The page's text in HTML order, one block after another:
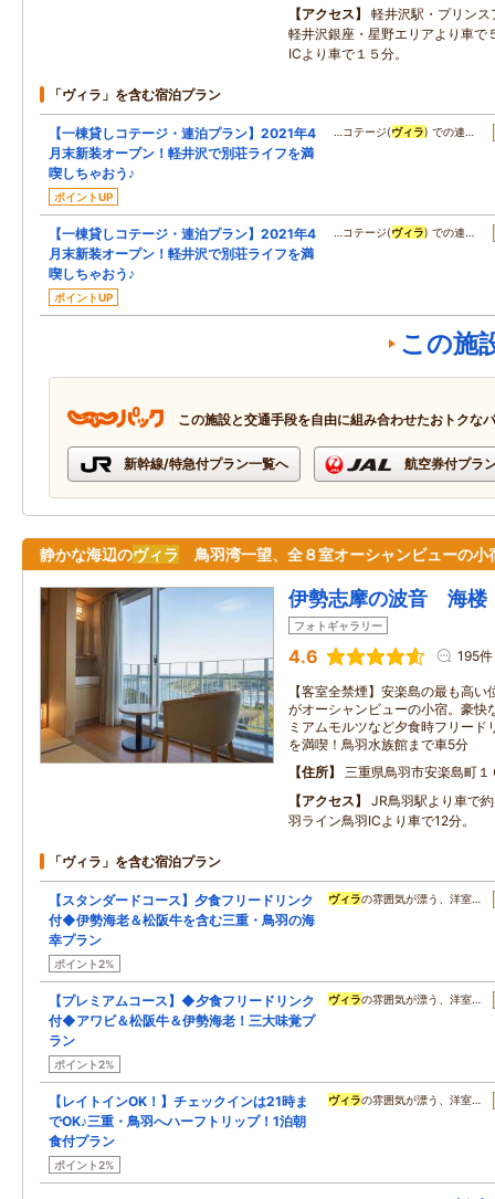
アクセス
軽井沢駅・プリン
軽井沢銀座・星野エリアより車で
ICより車で１５分。
「ヴィラ」を含む宿泊プラン
【一棟貸しコテージ・連泊プラン】2021年4
月末新装オープン！軽井沢で別荘ライフを満
喫しちゃおう♪
ポイントUP
…コテージ(ヴィラ) での連…
【一棟貸しコテージ・連泊プラン】2021年4
月末新装オープン！軽井沢で別荘ライフを満
喫しちゃおう♪
ポイントUP
…コテージ(ヴィラ) での連…
この施
この施設と交通手段を自由に組み合わせたおトクな
新幹線/特急付プラン一覧へ 航空券付プラ
静かな海辺のヴィラ 鳥羽湾一望、全８室オーシャンビューの小
伊勢志摩の波音 海楼
フォトギャラリー
4.6 195件
【客室全禁煙】安楽島の最も高
がオーシャンビューの小宿。豪快
ミアムモルツなど夕食時フリード
を満喫！鳥羽水族館まで車5分
住所
三重県鳥羽市安楽島町１
アクセス
JR鳥羽駅より車で
羽ライン鳥羽ICより車で12分。
「ヴィラ」を含む宿泊プラン
【スタンダードコース】夕食フリードリンク
付◆伊勢海老＆松阪牛を含む三重・鳥羽の海
幸プラン
ポイント2%
ヴィラの雰囲気が漂う、洋室…
【プレミアムコース】◆夕食フリードリンク
付◆アワビ＆松阪牛＆伊勢海老！三大味覚プ
ラン
ポイント2%
ヴィラの雰囲気が漂う、洋室…
【レイトインOK！】チェックインは21時ま
でOK♪三重・鳥羽へハーフトリップ！1泊朝
食付プラン
ポイント2%
ヴィラの雰囲気が漂う、洋室…